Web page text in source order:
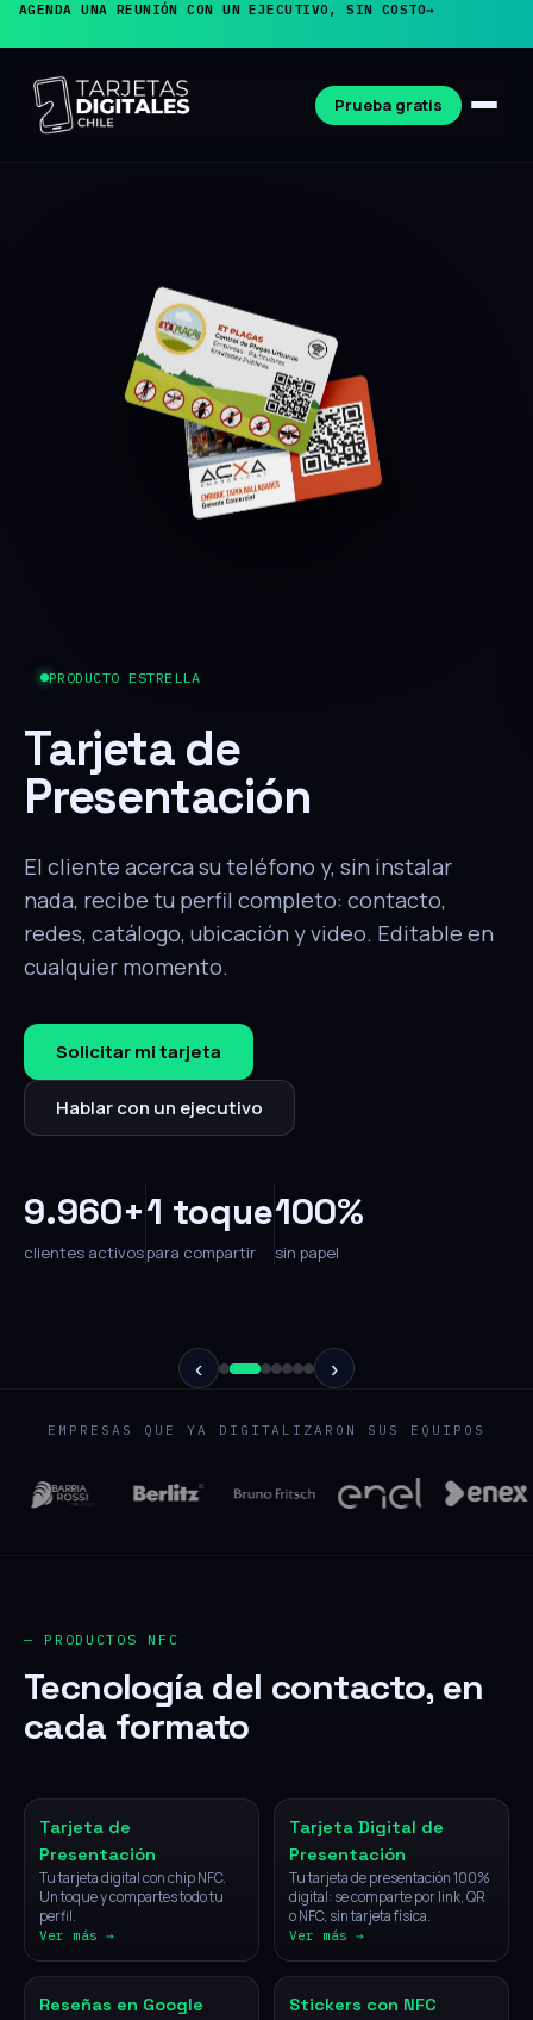
AGENDA UNA REUNIÓN CON UN EJECUTIVO, SIN COSTO→
Prueba gratis
PRODUCTO ESTRELLA
Tarjeta de
Presentación
El cliente acerca su teléfono y, sin instalar
nada, recibe tu perfil completo: contacto,
redes, catálogo, ubicación y video. Editable en
cualquier momento.
Solicitar mi tarjeta
Hablar con un ejecutivo
9.960+
clientes activos
1 toque
para compartir
100%
sin papel
‹ ›
EMPRESAS QUE YA DIGITALIZARON SUS EQUIPOS
— PRODUCTOS NFC
Tecnología del contacto, en
cada formato
Tarjeta de
Presentación
Tu tarjeta digital con chip NFC.
Un toque y compartes todo tu
perfil.
Ver más →
Tarjeta Digital de
Presentación
Tu tarjeta de presentación 100%
digital: se comparte por link, QR
o NFC, sin tarjeta física.
Ver más →
NFC
Reseñas en Google
NFC
Stickers con NFC